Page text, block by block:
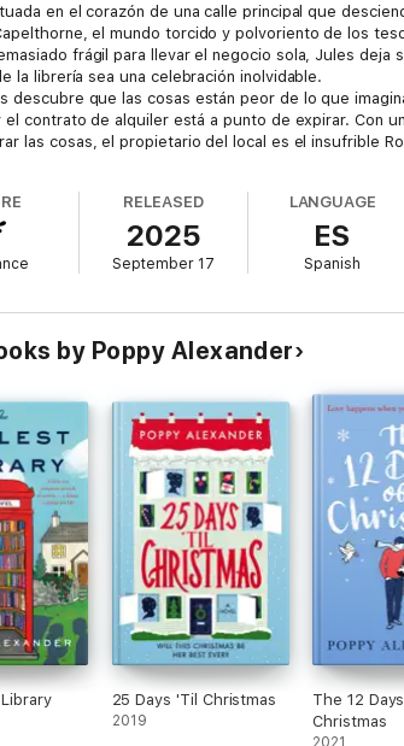
en el corazón de una calle principal que
el mundo torcido y polvoriento de los
frágil para llevar el negocio sola, Jules deja
la librería sea una celebración inolvidable.
descubre que las cosas están peor de lo que
el contrato de alquiler está a punto de expirar. Con
las cosas, el propietario del local es el insufrible
sea una reliquia del pasado... abriendo
que no tenga el presupuesto de los Montbeau para
más duros y superar los conflictos más imposibles.
la batalla de las librerías…
RELEASED
2025
September 17
LANGUAGE
ES
Spanish
by Poppy Alexander
25 Days 'Til Christmas
2019
The 12
Christmas
2021